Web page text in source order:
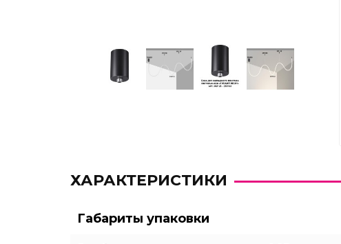
ХАРАКТЕРИСТИКИ
Габариты упаковки